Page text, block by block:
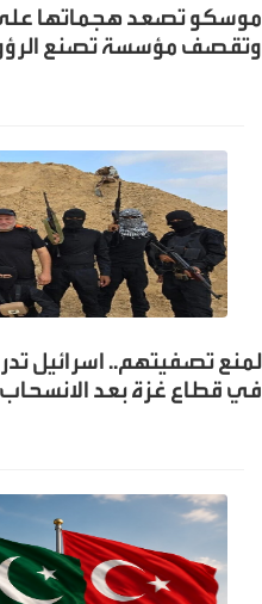
موسكو تصعد هجماتها على
وتقصف مؤسسة تصنع
لمنع تصفيتهم.. اسرائيل
في قطاع غزة بعد الانسحاب